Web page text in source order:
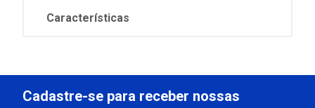
Características
Cadastre-se para receber nossas